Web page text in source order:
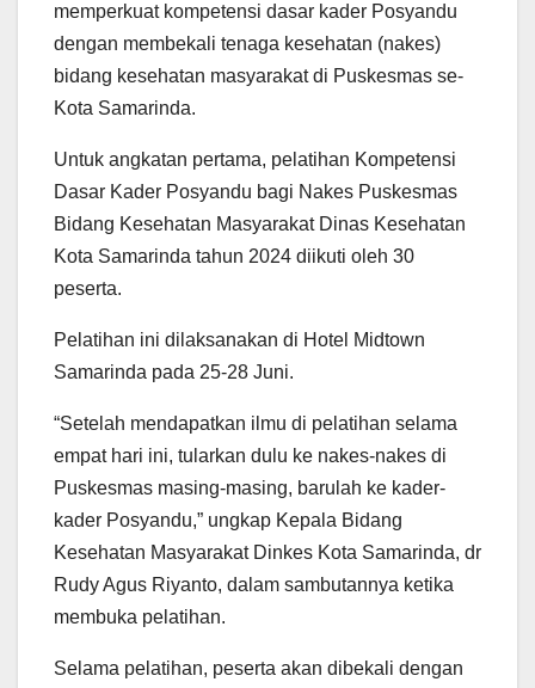
memperkuat kompetensi dasar kader Posyandu
dengan membekali tenaga kesehatan (nakes)
bidang kesehatan masyarakat di Puskesmas se-
Kota Samarinda.
Untuk angkatan pertama, pelatihan Kompetensi
Dasar Kader Posyandu bagi Nakes Puskesmas
Bidang Kesehatan Masyarakat Dinas Kesehatan
Kota Samarinda tahun 2024 diikuti oleh 30
peserta.
Pelatihan ini dilaksanakan di Hotel Midtown
Samarinda pada 25-28 Juni.
“Setelah mendapatkan ilmu di pelatihan selama
empat hari ini, tularkan dulu ke nakes-nakes di
Puskesmas masing-masing, barulah ke kader-
kader Posyandu,” ungkap Kepala Bidang
Kesehatan Masyarakat Dinkes Kota Samarinda, dr
Rudy Agus Riyanto, dalam sambutannya ketika
membuka pelatihan.
Selama pelatihan, peserta akan dibekali dengan